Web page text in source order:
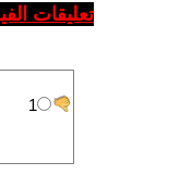
تعليقات